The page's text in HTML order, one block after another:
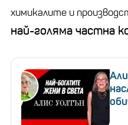
химикалите и
най-голяма частна